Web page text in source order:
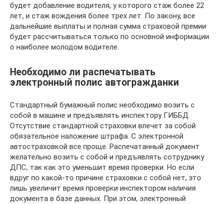
будет добавление водителя, у которого стаж более 22
лет, и стаж вождения более трех лет. По закону, все
дальнейшие выплаты и полная сумма страховой премии
будет рассчитываться только по основной информации
о наиболее молодом водителе.
Необходимо ли распечатывать
электронный полис автогражданки
Стандартный бумажный полис необходимо возить с
собой в машине и предъявлять инспектору ГИББД.
Отсутствие стандартной страховки влечет за собой
обязательное наложение штрафа. С электронной
автостраховкой все проще. Распечатанный документ
желательно возить с собой и предъявлять сотруднику
ДПС, так как это уменьшит время проверки. Но если
вдруг по какой-то причине страховки с собой нет, это
лишь увеличит время проверки инспектором наличия
документа в базе данных. При этом, электронный